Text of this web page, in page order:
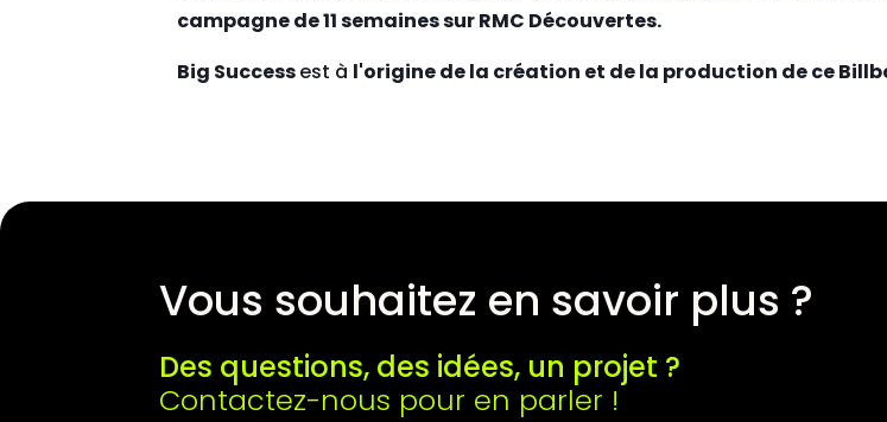
campagne de 11 semaines sur RMC Découvertes.
Big Successest à l'origine de la création et de la production de ce
Vous souhaitez en savoir plus ?
Des questions, des idées, un projet ?
Contactez-nous pour en parler !